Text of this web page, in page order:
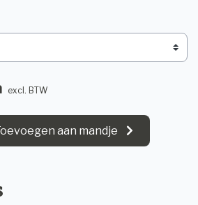
excl. BTW
aan mandje